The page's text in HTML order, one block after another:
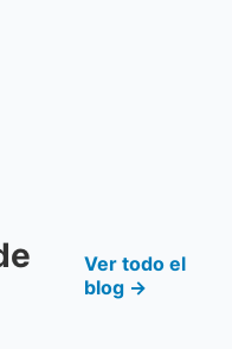
Ver todo el
blog →